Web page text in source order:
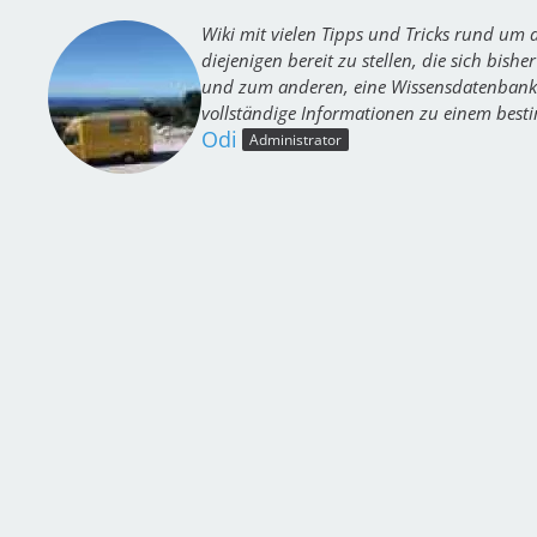
Wiki mit vielen Tipps und Tricks rund um
diejenigen bereit zu stellen, die sich
und zum anderen, eine
vollständige Informationen zu einem
Odi Administrator